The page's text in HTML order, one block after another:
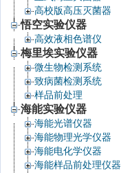
高校版高压灭菌器
悟空实验仪器
高效液相色谱仪
梅里埃实验仪器
微生物检测系统
致病菌检测系统
样品前处理
海能实验仪器
海能光谱仪器
海能物理光学仪器
海能电化学仪器
海能样品前处理仪器